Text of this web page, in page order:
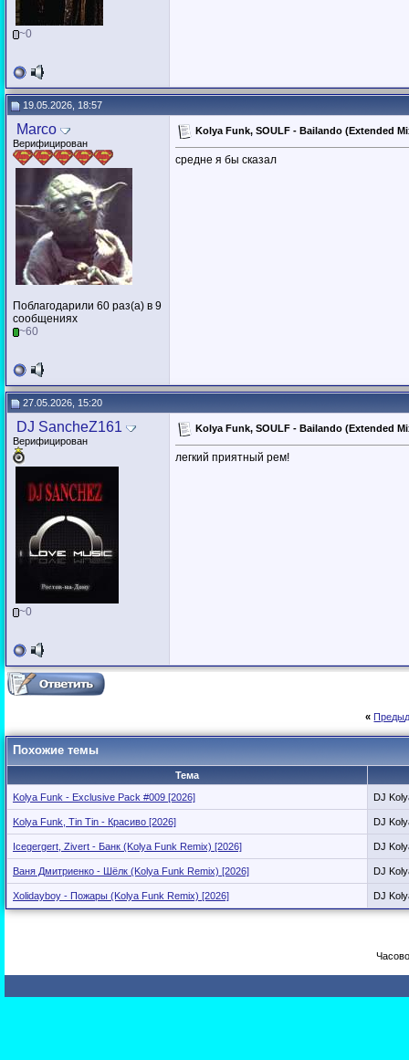
~0
19.05.2026, 18:57
Marco
Верифицирован
Поблагодарили 60 раз(а) в 9
сообщениях
~60
Kolya Funk, SOULF - Bailando (Extended
средне я бы сказал
27.05.2026, 15:20
DJ SancheZ161
Верифицирован
~0
Kolya Funk, SOULF - Bailando (Extended
легкий приятный рем!
«
Похожие темы
Тема
Kolya Funk - Exclusive Pack #009 [2026]
DJ
Kolya Funk, Tin Tin - Красиво [2026] DJ
Icegergert, Zivert - Банк (Kolya Funk Remix) [2026] DJ
Ваня Дмитриенко - Шёлк (Kolya Funk Remix) [2026] DJ
Xolidayboy - Пожары (Kolya Funk Remix) [2026] DJ